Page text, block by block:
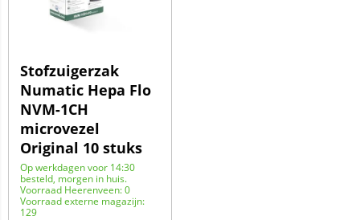
Stofzuigerzak
Numatic Hepa Flo
NVM-1CH
microvezel
Original 10 stuks
Op werkdagen voor 14:30
besteld, morgen in huis.
Voorraad Heerenveen: 0
Voorraad externe magazijn:
129